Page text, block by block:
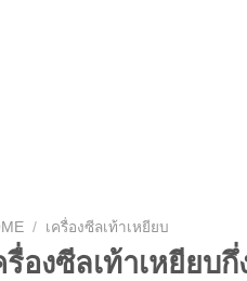
/ เครื่องซีลเท้าเหยียบ
รื่องซีลเท้าเหยียบ